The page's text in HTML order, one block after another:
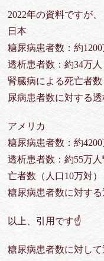
2022年の資料ですが、
日本
糖尿病患者数：約1200
透析患者数：約34万人
腎臓病による死亡者
尿病患者数に対する
アメリカ
糖尿病患者数：約4200
透析患者数：約55万
亡者数（人口10万対）
糖尿病患者数に対す
以上、引用です☝
糖尿病患者数に対し